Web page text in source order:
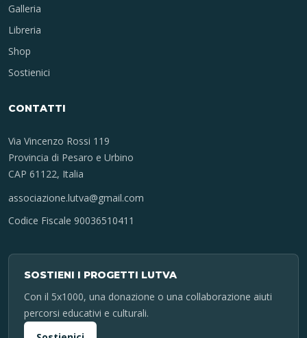
Galleria
Libreria
Shop
Sostienici
CONTATTI
Via Vincenzo Rossi 119
Provincia di Pesaro e Urbino
CAP 61122, Italia
associazione.lutva@gmail.com
Codice Fiscale 90036510411
SOSTIENI I PROGETTI LUTVA
Con il 5x1000, una donazione o una collaborazione aiuti
percorsi educativi e culturali.